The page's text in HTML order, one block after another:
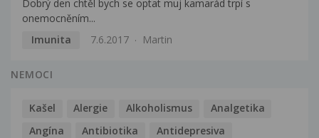
Dobrý den chtěl bych se optat muj kamarád trpí s
onemocněním...
Imunita
7.6.2017 Martin
NEMOCI
Kašel Alergie Alkoholismus
Analgetika
Angína
Antibiotika
Antidepresiva